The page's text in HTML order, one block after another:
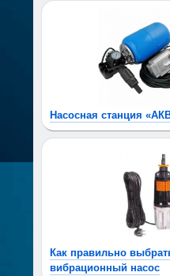
Насосная станция
Как правильно
вибрационный насос